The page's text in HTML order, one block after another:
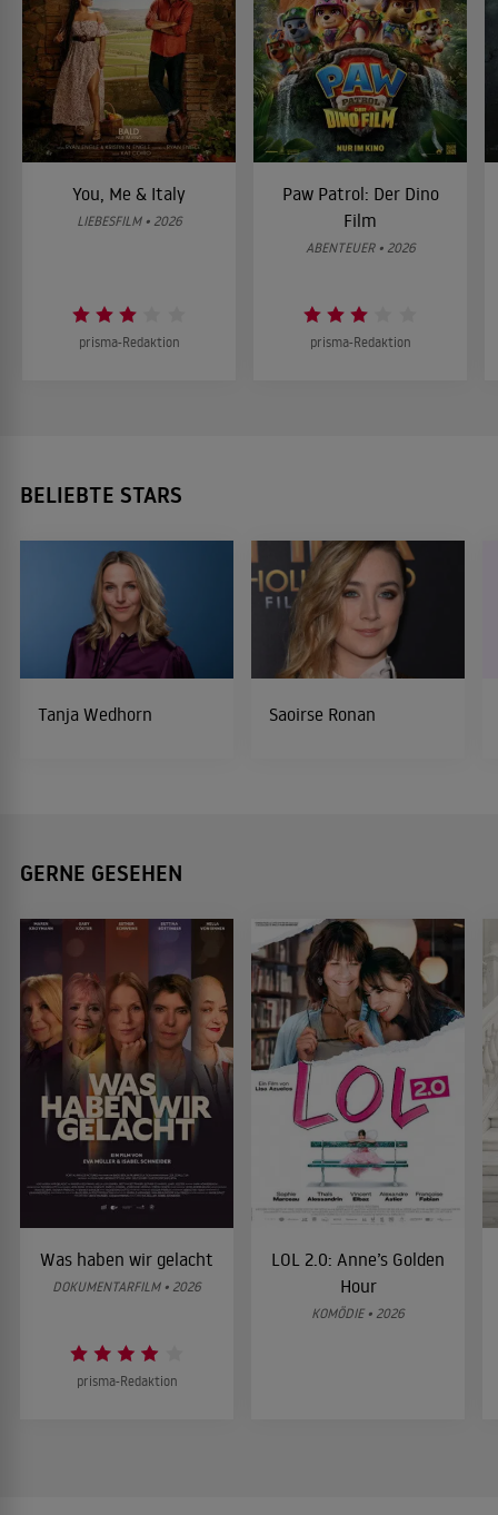
You, Me & Italy
LIEBESFILM • 2026
prisma-Redaktion
Paw Patrol: Der Dino
Film
ABENTEUER • 2026
prisma-Redaktion
BELIEBTE STARS
Tanja Wedhorn Saoirse Ronan
GERNE GESEHEN
Was haben wir gelacht
DOKUMENTARFILM • 2026
prisma-Redaktion
LOL 2.0: Anne’s Golden
Hour
KOMÖDIE • 2026